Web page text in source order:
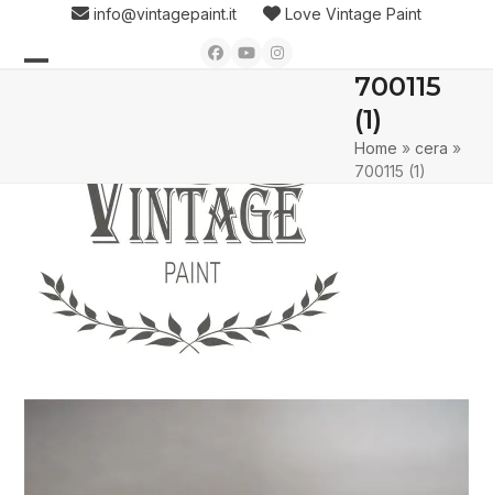
content
info@vintagepaint.it Love Vintage Paint
Facebook
YouTubeInstagram
700115
(1)
Home »cera »
700115 (1)